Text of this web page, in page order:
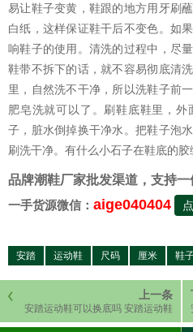
易让鞋子变黄，鞋跟的地方用牙刷
白纸，这样保证鞋干后不变色。如
响鞋子的使用。清洗的过程中，尽
鞋带不拆下的话，就不容易彻底清
里，自然洗不干净，所以洗鞋子前
肥皂洗就可以了。刷鞋底鞋里，
子，脏水倒掉换干净水。把鞋子泡
刷洗干净。有什么小石子在鞋底的胶
品牌潮鞋厂家批发渠道，支持
一手货源微信： aige040404
安踏 运动鞋 尺码 厘米 鞋
上一条
安踏运动鞋可以换底吗 安踏运动鞋